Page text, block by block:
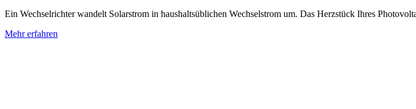
Ein Wechselrichter wandelt Solarstrom in haushaltsüblichen Wechselstrom um. Das Herzstück Ihres
Mehr erfahren